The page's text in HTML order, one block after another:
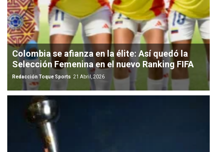
Colombia se afianza en la élite: Así quedó la
Selección Femenina en el nuevo Ranking FIFA
Redacción Toque Sports 21 Abril, 2026